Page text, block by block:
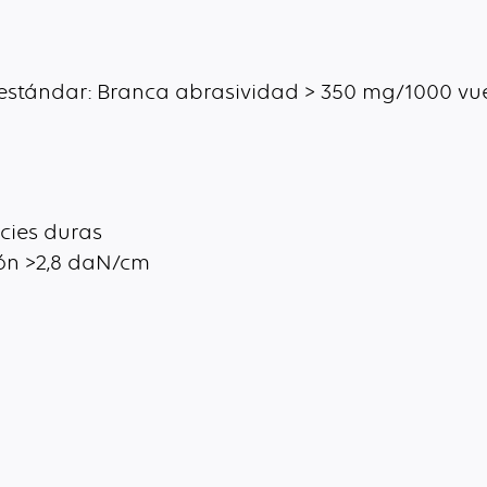
Branca abrasividad > 350 mg/1000
duras
>2,8 daN/cm